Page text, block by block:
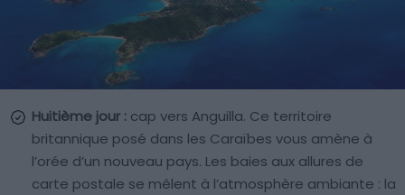
Huitième jour : cap vers Anguilla. Ce territoire
britannique posé dans les Caraïbes vous amène à
l’orée d’un nouveau pays. Les baies aux allures de
carte postale se mêlent à l’atmosphère ambiante : la